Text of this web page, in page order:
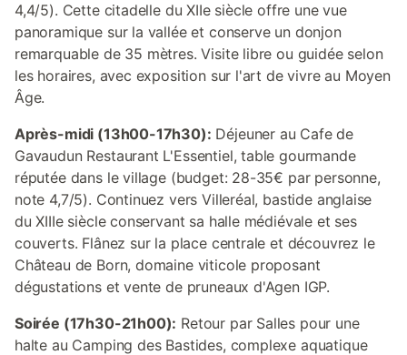
4,4/5). Cette citadelle du XIIe siècle offre une vue
panoramique sur la vallée et conserve un donjon
remarquable de 35 mètres. Visite libre ou guidée selon
les horaires, avec exposition sur l'art de vivre au Moyen
Âge.
Après-midi (13h00-17h30): Déjeuner au Cafe de
Gavaudun Restaurant L'Essentiel, table gourmande
réputée dans le village (budget: 28-35€ par personne,
note 4,7/5). Continuez vers Villeréal, bastide anglaise
du XIIIe siècle conservant sa halle médiévale et ses
couverts. Flânez sur la place centrale et découvrez le
Château de Born, domaine viticole proposant
dégustations et vente de pruneaux d'Agen IGP.
Soirée (17h30-21h00): Retour par Salles pour une
halte au Camping des Bastides, complexe aquatique